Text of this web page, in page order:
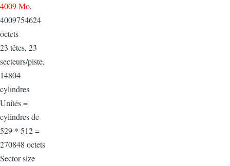
4009 Mo,
4009754624
octets
23 têtes, 23
secteurs/piste,
14804
cylindres
Unités =
cylindres de
529 * 512 =
270848 octets
Sector size